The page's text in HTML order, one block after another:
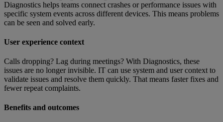
Diagnostics helps teams connect crashes or performance issues with
specific system events across different devices. This means problems
can be seen and solved early.
User experience context
Calls dropping? Lag during meetings? With Diagnostics, these
issues are no longer invisible. IT can use system and user context to
validate issues and resolve them quickly. That means faster fixes and
fewer repeat complaints.
Benefits and outcomes